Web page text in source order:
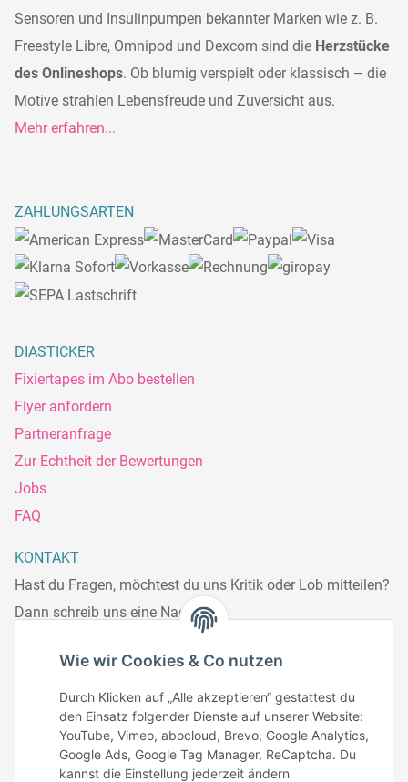
Wie wir Cookies & Co nutzen
Durch Klicken auf „Alle akzeptieren“ gestattest du
den Einsatz folgender Dienste auf unserer Website:
YouTube, Vimeo, abocloud, Brevo, Google Analytics,
Google Ads, Google Tag Manager, ReCaptcha. Du
kannst die Einstellung jederzeit ändern
Sensoren und Insulinpumpen bekannter Marken wie z. B.
Freestyle Libre, Omnipod und Dexcom sind die Herzstücke
des Onlineshops. Ob blumig verspielt oder klassisch – die
Motive strahlen Lebensfreude und Zuversicht aus.
Mehr erfahren...
ZAHLUNGSARTEN
DIASTICKER
Fixiertapes im Abo bestellen
Flyer anfordern
Partneranfrage
Zur Echtheit der Bewertungen
Jobs
FAQ
KONTAKT
Hast du Fragen, möchtest du uns Kritik oder Lob mitteilen?
Dann schreib uns eine Nachricht.
Telefonisch erreichst du uns:
Telefonnr.: 0951/70045771
Zum Kontakt